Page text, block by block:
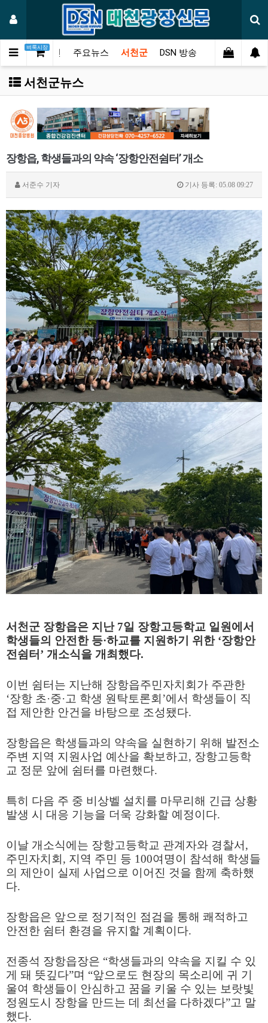
벼룩시장
메인 주요뉴스 서천군 DSN 방송 오피니언 연
서천군뉴스
장항읍, 학생들과의 약속 ‘장항안전쉼터’ 개소
서준수 기자 기사 등록: 05.08 09:27
서천군 장항읍은 지난 7일 장항고등학교 일원에서
학생들의 안전한 등·하교를 지원하기 위한 ‘장항안
전쉼터 ’ 개소식을 개최했다.
이번 쉼터는 지난해 장항읍주민자치회가 주관한
‘장항 초·중·고 학생 원탁토론회 ’에서 학생들이 직
접 제안한 안건을 바탕으로 조성됐다.
장항읍은 학생들과의 약속을 실현하기 위해 발전소
주변 지역 지원사업 예산을 확보하고, 장항고등학
교 정문 앞에 쉼터를 마련했다.
특히 다음 주 중 비상벨 설치를 마무리해 긴급 상황
발생 시 대응 기능을 더욱 강화할 예정이다.
이날 개소식에는 장항고등학교 관계자와 경찰서 ,
주민자치회 , 지역 주민 등 100여명이 참석해 학생들
의 제안이 실제 사업으로 이어진 것을 함께 축하했
다.
장항읍은 앞으로 정기적인 점검을 통해 쾌적하고
안전한 쉼터 환경을 유지할 계획이다.
전종석 장항읍장은 “학생들과의 약속을 지킬 수 있
게 돼 뜻깊다”며 “앞으로도 현장의 목소리에 귀 기
울여 학생들이 안심하고 꿈을 키울 수 있는 보랏빛
정원도시 장항을 만드는 데 최선을 다하겠다”고 말
했다.